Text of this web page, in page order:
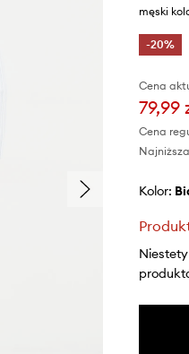
męski
-20%
Cena
79,99
Cena
Kolor: